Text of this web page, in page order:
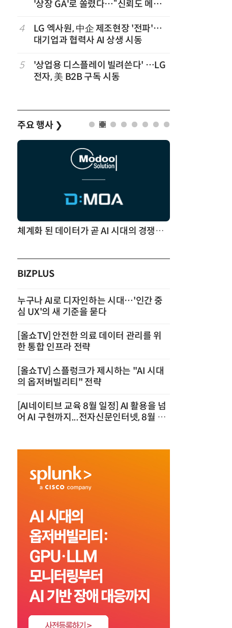
'상장 GA'로 쏠렸다…“신뢰도 메리
4
LG 엑사원, 中企 제조현장 '전파'…
대기업과 협력사 AI 상생 시동
5
'상업용 디스플레이 빌려쓴다' …LG
전자, 美 B2B 구독 시동
주요 행사 ❯
체계화 된 데이터가 곧 AI 시대의 경쟁력이다
BIZPLUS
누구나 AI로 디자인하는 시대…'인간 중
심 UX'의 새 기준을 묻다
[올쇼TV] 안전한 의료 데이터 관리를 위
한 통합 인프라 전략
[올쇼TV] 스플렁크가 제시하는 "AI 시대
의 옵저버빌리티" 전략
[AI네이티브 교육 8월 일정] AI 활용을 넘
어 AI 구현까지...전자신문인터넷, 8월 실